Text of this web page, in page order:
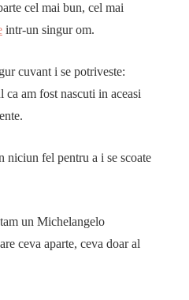
cel mai bun, cel mai
intr-un singur om.
cuvant i se potriveste:
am fost nascuti in aceasi
niciun fel pentru a i se scoate
un Michelangelo
ceva aparte, ceva doar al